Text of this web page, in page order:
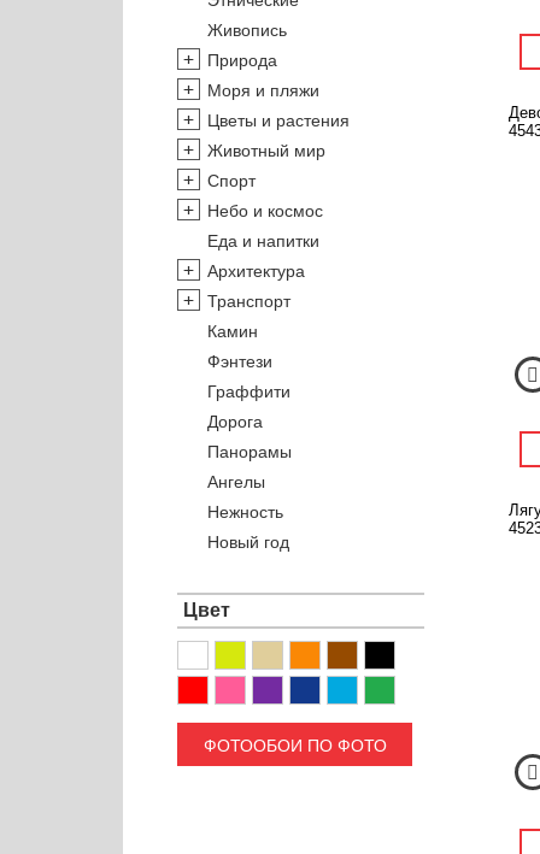
Живопись
Природа
Моря и пляжи
Цветы и растения
Животный мир
Спорт
Небо и космос
Еда и напитки
Архитектура
Транспорт
Камин
Фэнтези
Граффити
Дорога
Панорамы
Ангелы
Нежность
Новый год
Цвет
ФОТООБОИ ПО ФОТО